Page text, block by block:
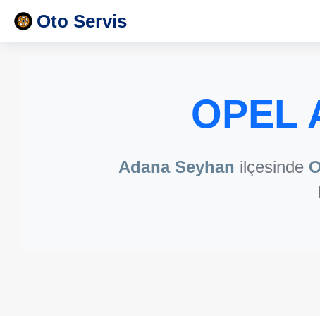
Oto Servis
OPEL
Adana Seyhan ilçesinde